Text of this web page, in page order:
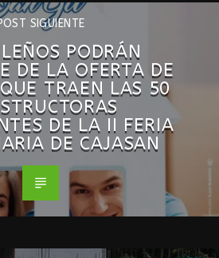
SIGUIENTE
PODRÁN
DE LA OFERTA DE
TRAEN LAS 50
DE LA II FERIA
DE CAJASAN